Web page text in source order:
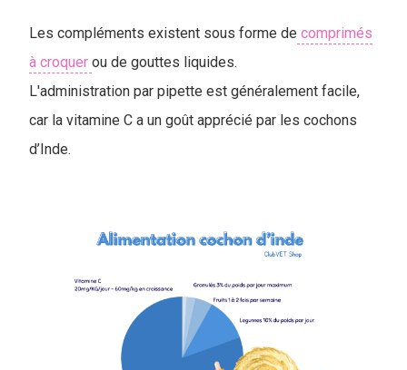
Les compléments existent sous forme de comprimés
à croquer ou de gouttes liquides.
L'administration par pipette est généralement facile,
car la vitamine C a un goût apprécié par les cochons
d’Inde.